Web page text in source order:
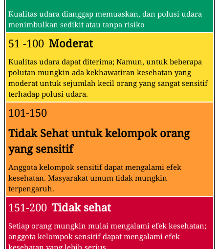
Kualitas udara dianggap memuaskan, dan polusi udara
menimbulkan sedikit atau tanpa risiko
51 -100 Moderat
Kualitas udara dapat diterima; Namun, untuk beberapa
polutan mungkin ada kekhawatiran kesehatan yang
moderat untuk sejumlah kecil orang yang sangat sensitif
terhadap polusi udara.
101-150
Tidak Sehat untuk kelompok orang
yang sensitif
Anggota kelompok sensitif dapat mengalami efek
kesehatan. Masyarakat umum tidak mungkin
terpengaruh.
151-200 Tidak sehat
Setiap orang mungkin mulai mengalami efek kesehatan;
anggota kelompok sensitif dapat mengalami efek
kesehatan yang lebih serius